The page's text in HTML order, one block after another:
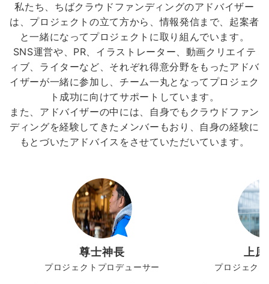
私たち、ちばクラウドファンディングのアドバイザー
は、プロジェクトの立て方から、情報発信まで、起案者
と一緒になってプロジェクトに取り組んでいます。
SNS運営や、PR、イラストレーター、動画クリエイテ
ィブ、ライターなど、それぞれ得意分野をもったアドバ
イザーが一緒に参加し、チーム一丸となってプロジェク
ト成功に向けてサポートしています。
また、アドバイザーの中には、自身でもクラウドファン
ディングを経験してきたメンバーもおり、自身の経験に
もとづいたアドバイスをさせていただいています。
尊士神長
プロジェクトプロデューサー
上
プロジェク